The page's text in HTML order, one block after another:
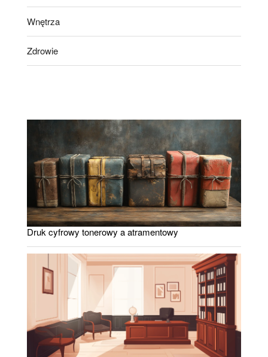
Wnętrza
Zdrowie
Druk cyfrowy tonerowy a atramentowy